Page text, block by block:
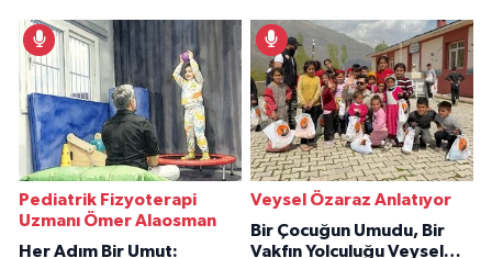
Pediatrik Fizyoterapi
Uzmanı Ömer Alaosman
Her Adım Bir Umut:
Veysel Özaraz Anlatıyor
Bir Çocuğun Umudu, Bir
Vakfın Yolculuğu Veysel